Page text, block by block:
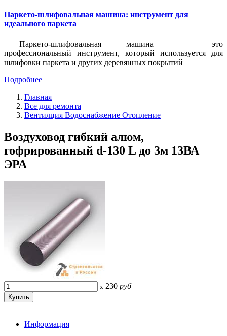
Паркето-шлифовальная машина: инструмент для
идеального паркета
Паркето-шлифовальная машина — это
профессиональный инструмент, который используется для
шлифовки паркета и других деревянных покрытий
Подробнее
Главная
Все для ремонта
Вентилция Водоснабжение Отопление
Воздуховод гибкий алюм,
гофрированный d-130 L до 3м 13ВА
ЭРА
x 230 руб
Информация